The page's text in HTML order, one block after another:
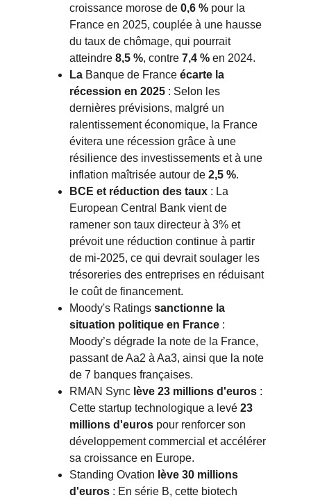
croissance morose de 0,6 % pour la
France en 2025, couplée à une hausse
du taux de chômage, qui pourrait
atteindre 8,5 %, contre 7,4 % en 2024.
La Banque de France écarte la
récession en 2025 : Selon les
dernières prévisions, malgré un
ralentissement économique, la France
évitera une récession grâce à une
résilience des investissements et à une
inflation maîtrisée autour de 2,5 %.
BCE et réduction des taux : La
European Central Bank vient de
ramener son taux directeur à 3% et
prévoit une réduction continue à partir
de mi-2025, ce qui devrait soulager les
trésoreries des entreprises en réduisant
le coût de financement.
Moody's Ratings sanctionne la
situation politique en France :
Moody’s dégrade la note de la France,
passant de Aa2 à Aa3, ainsi que la note
de 7 banques françaises.
RMAN Sync lève 23 millions d'euros :
Cette startup technologique a levé 23
millions d'euros pour renforcer son
développement commercial et accélérer
sa croissance en Europe.
Standing Ovation lève 30 millions
d'euros : En série B, cette biotech